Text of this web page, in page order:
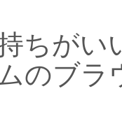
ちが
のブ